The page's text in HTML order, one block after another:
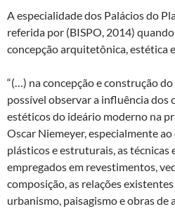
A especialidade dos Palácios do
referida por (BISPO, 2014)
concepção arquitetônica, estética
“(…) na concepção e construção
possível observar a influência dos
estéticos do ideário moderno na
Oscar Niemeyer, especialmente
plásticos e estruturais, as
empregados em revestimentos,
composição, as relações
urbanismo, paisagismo e obras de